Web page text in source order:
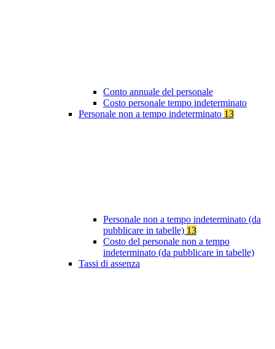
Conto annuale del personale
Costo personale tempo indeterminato
Personale non a tempo indeterminato 13
Personale non a tempo indeterminato (da
pubblicare in tabelle) 13
Costo del personale non a tempo
indeterminato (da pubblicare in tabelle)
Tassi di assenza